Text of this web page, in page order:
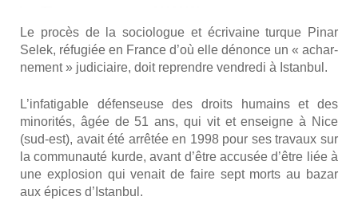
Le pro­cès de la socio­logue et écri­vaine turque Pinar
Selek, réfu­giée en France d’où elle dénonce un « achar­
ne­ment » judi­ciaire, doit reprendre ven­dre­di à Istan­bul.
L’in­fa­ti­gable défen­seuse des droits humains et des
mino­ri­tés, âgée de 51 ans, qui vit et enseigne à Nice
(sud-est), avait été arrê­tée en 1998 pour ses tra­vaux sur
la com­mu­nau­té kurde, avant d’être accu­sée d’être liée à
une explo­sion qui venait de faire sept morts au bazar
aux épices d’Is­tan­bul.